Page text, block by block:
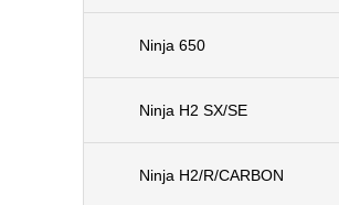
Ninja 650
Ninja H2 SX/SE
Ninja H2/R/CARBON